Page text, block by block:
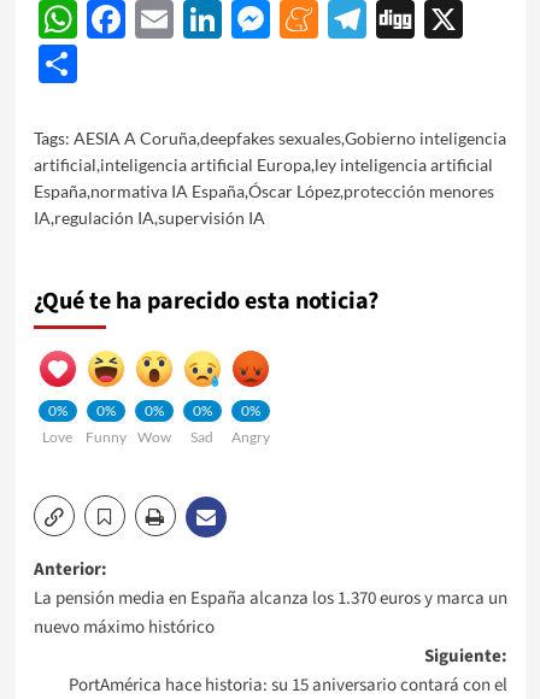
WhatsApp
Facebook
EmailLinkedIn
Messenger
Meneame
Telegram
Digg
X
Share
Tags: AESIA A Coruña,deepfakes sexuales,Gobierno inteligencia
artificial,inteligencia artificial Europa,ley inteligencia artificial
España,normativa IA España,Óscar López,protección menores
IA,regulación IA,supervisión IA
¿Qué te ha parecido esta noticia?
0%
Love
0%
Funny
0%
Wow
0%
Sad
0%
Angry
Navegación
de
entradas
Anterior:
La pensión media en España alcanza los 1.370 euros y marca un
nuevo máximo histórico
Siguiente:
PortAmérica hace historia: su 15 aniversario contará con el